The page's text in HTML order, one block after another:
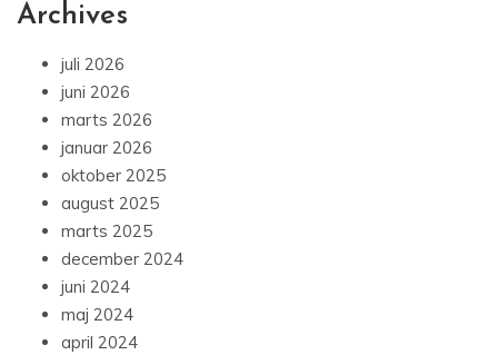
Archives
juli 2026
juni 2026
marts 2026
januar 2026
oktober 2025
august 2025
marts 2025
december 2024
juni 2024
maj 2024
april 2024